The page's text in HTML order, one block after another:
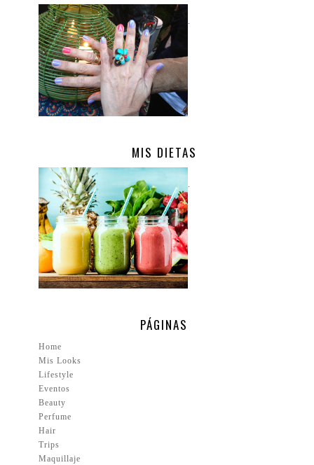
.
MIS DIETAS
.
PÁGINAS
Home
Mis Looks
Lifestyle
Eventos
Beauty
Perfume
Hair
Trips
Maquillaje